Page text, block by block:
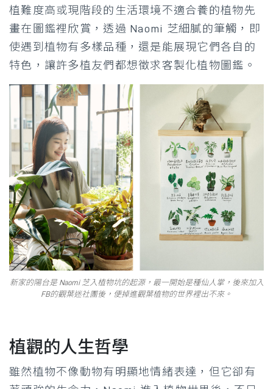
植難度高或現階段的生活環境不適合養的植物先
畫在圖鑑裡欣賞，透過 Naomi 芝細膩的筆觸，即
使遇到植物有多樣品種，還是能展現它們各自的
特色，讓許多植友們都想徵求客製化植物圖鑑。
新家的陽台是 Naomi 芝入植物坑的起源，最一開始是種仙人掌，後來加入
FB的觀葉迷社團後，便掉進觀葉植物的世界裡出不來。
植觀的人生哲學
雖然植物不像動物有明顯地情緒表達，但它卻有